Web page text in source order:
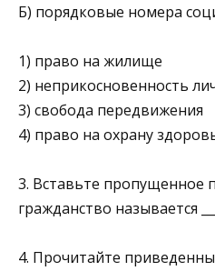
Б) порядковые номера
1) право на жилище
2) неприкосновенность
3) свобода передвижения
4) право на охрану
3. Вставьте пропущенное
гражданство называется
4. Прочитайте